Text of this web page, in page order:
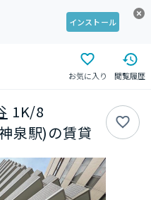
インストール
お気に入り 閲覧履歴
1K/8
泉駅)の賃貸